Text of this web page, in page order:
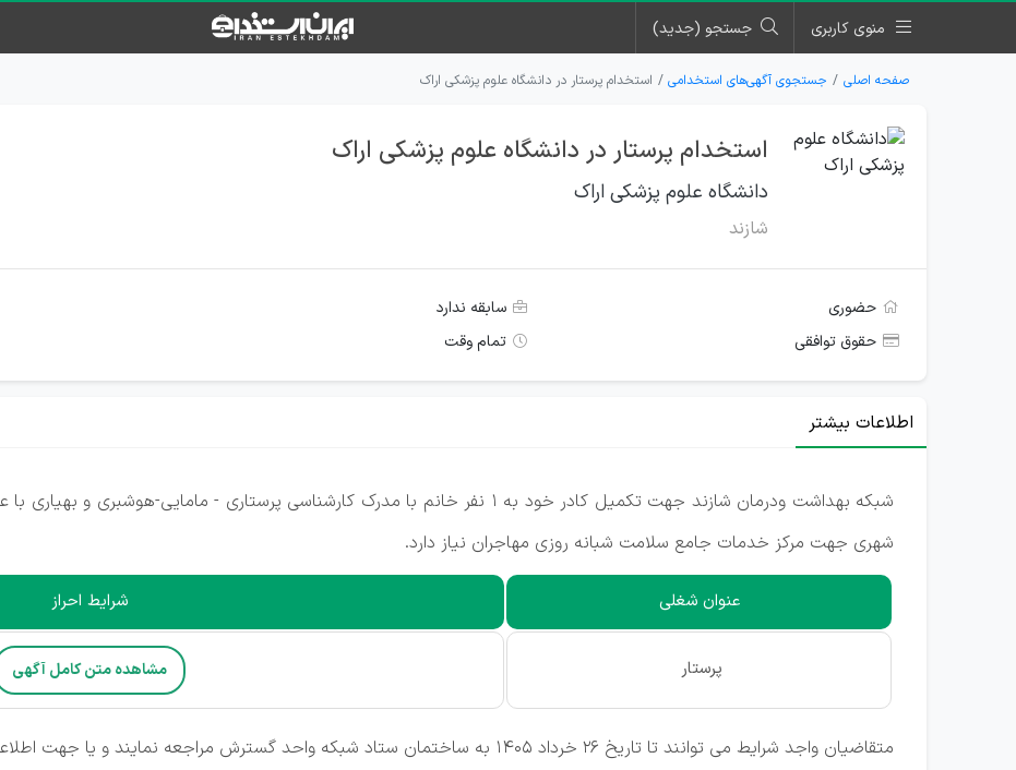
منوی کاربری جستجو (جدید)
صفحه اصلی جستجوی آگهی‌های استخدامی استخدام پرستار در دانشگاه علوم پزشکی اراک
استخدام پرستار در دانشگاه علوم پزشکی اراک
دانشگاه علوم پزشکی اراک
شازند
حضوری
سابقه ندارد
حقوق توافقی
تمام وقت
اطلاعات بیشتر
شهری جهت مرکز خدمات جامع سلامت شبانه روزی مهاجران نیاز دارد.
عنوان شغلی شرایط احراز
پرستار مشاهده متن کامل آگهی
متقاضیان واجد شرایط می توانند تا تاریخ ۲۶ خرداد ۱۴۰۵ به ساختمان ستاد شبکه واحد گسترش مراجعه نمایند و یا جهت اطلاعات بیشتر با شماره زیر تماس حاصل نمایند.